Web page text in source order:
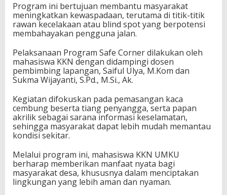
Program ini bertujuan membantu masyarakat
meningkatkan kewaspadaan, terutama di titik-titik
rawan kecelakaan atau blind spot yang berpotensi
membahayakan pengguna jalan.
Pelaksanaan Program Safe Corner dilakukan oleh
mahasiswa KKN dengan didampingi dosen
pembimbing lapangan, Saiful Ulya, M.Kom dan
Sukma Wijayanti, S.Pd., M.Si., Ak.
Kegiatan difokuskan pada pemasangan kaca
cembung beserta tiang penyangga, serta papan
akrilik sebagai sarana informasi keselamatan,
sehingga masyarakat dapat lebih mudah memantau
kondisi sekitar.
Melalui program ini, mahasiswa KKN UMKU
berharap memberikan manfaat nyata bagi
masyarakat desa, khususnya dalam menciptakan
lingkungan yang lebih aman dan nyaman.